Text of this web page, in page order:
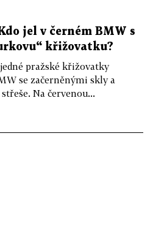
jel v černém BMW s
křižovatku?
pražské křižovatky
se začerněnými skly a
Na červenou...